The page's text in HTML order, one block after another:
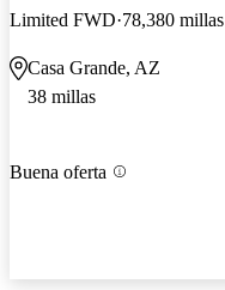
Limited FWD 78,380 millas
Casa Grande, AZ
38 millas
Buena oferta